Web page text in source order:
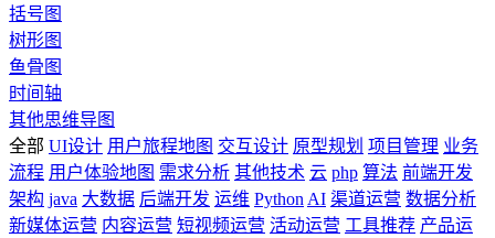
括号图
树形图
鱼骨图
时间轴
其他思维导图
全部 UI设计 用户旅程地图 交互设计 原型规划 项目管理 业务
流程 用户体验地图 需求分析 其他技术 云 php 算法 前端开发
架构 java 大数据 后端开发 运维 Python AI 渠道运营 数据分析
新媒体运营 内容运营 短视频运营 活动运营 工具推荐 产品运